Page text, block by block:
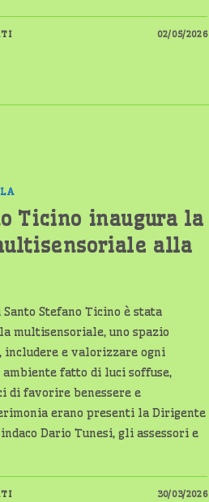
SU
I
ALLE
15.00
02/05/2026
Ticino inaugura la
alla
Stefano Ticino è stata
multisensoriale, uno spazio
includere e valorizzare ogni
fatto di luci soffuse,
di favorire benessere e
erano presenti la Dirigente
Dario Tunesi, gli assessori e
SU 30/03/2026